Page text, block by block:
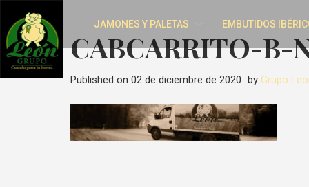
JAMONES Y PALETAS EMBUTIDOS
CABCARRITO-B-
Published on 02 de diciembre de 2020 by Grupo